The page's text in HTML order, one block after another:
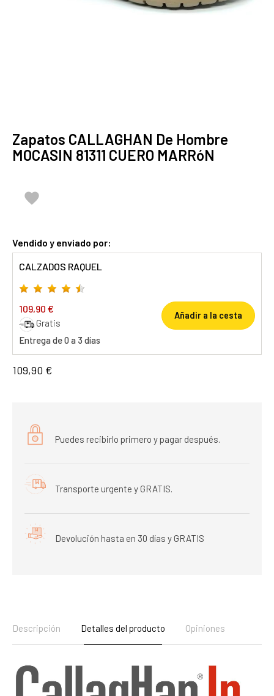
Zapatos CALLAGHAN De Hombre
MOCASIN 81311 CUERO MARRóN

Vendido y enviado por:
CALZADOS RAQUEL
109,90 €
Gratis
Entrega de 0 a 3 días
Añadir a la cesta
109,90 €
Puedes recibirlo primero y pagar después.
Transporte urgente y GRATIS.
Devolución hasta en 30 días y GRATIS
Descripción Detalles del producto Opiniones